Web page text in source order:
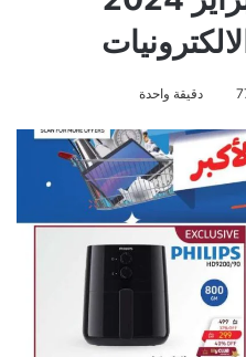
دقيقة واحدة